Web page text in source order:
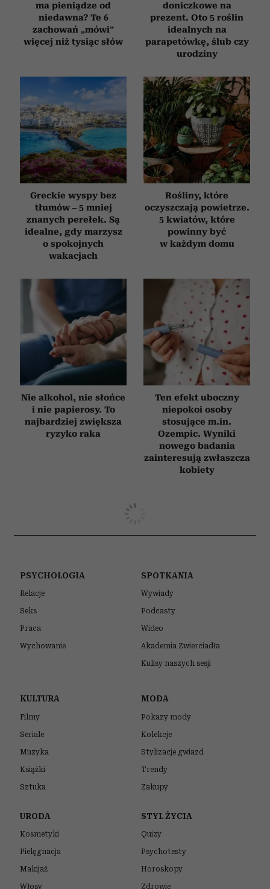
ma pieniądze od
niedawna? Te 6
zachowań „mówi”
więcej niż tysiąc słów
doniczkowe na
prezent. Oto 5 roślin
idealnych na
parapetówkę, ślub czy
urodziny
Greckie wyspy bez
tłumów – 5 mniej
znanych perełek. Są
idealne, gdy marzysz
o spokojnych
wakacjach
Rośliny, które
oczyszczają powietrze.
5 kwiatów, które
powinny być
w każdym domu
Nie alkohol, nie słońce
i nie papierosy. To
najbardziej zwiększa
ryzyko raka
Ten efekt uboczny
niepokoi osoby
stosujące m.in.
Ozempic. Wyniki
nowego badania
zainteresują zwłaszcza
kobiety
PSYCHOLOGIA
Relacje
Seks
Praca
Wychowanie
SPOTKANIA
Wywiady
Podcasty
Wideo
Akademia Zwierciadła
Kulisy naszych sesji
KULTURA
Filmy
Seriale
Muzyka
Książki
Sztuka
MODA
Pokazy mody
Kolekcje
Stylizacje gwiazd
Trendy
Zakupy
URODA
Kosmetyki
Pielęgnacja
Makijaż
Włosy
STYL ŻYCIA
Quizy
Psychotesty
Horoskopy
Zdrowie